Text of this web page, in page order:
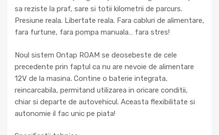
sa reziste la praf, sare si totii kilometrii de parcurs.
Presiune reala. Libertate reala. Fara cabluri de alimentare,
fara furtune, fara pompa manuala… fara stres!
Noul sistem Ontap ROAM se deosebeste de cele
precedente prin faptul ca nu are nevoie de alimentare
12V de la masina. Contine o baterie integrata,
reincarcabila, permitand utilizarea in oricare conditii,
chiar si departe de autovehicul. Aceasta flexibilitate si
autonomie il fac unic pe piata!